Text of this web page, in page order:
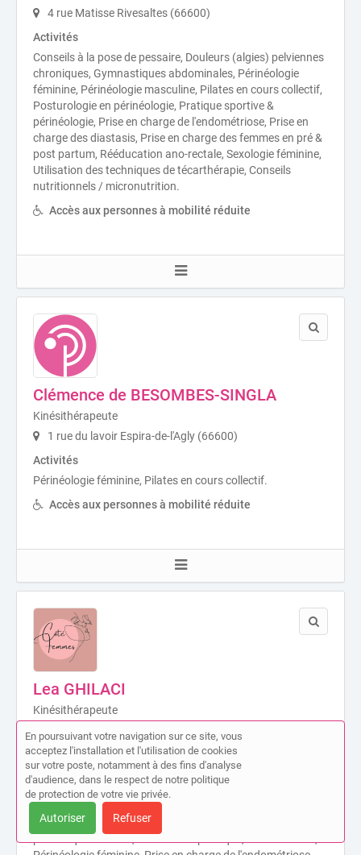
4 rue Matisse Rivesaltes (66600)
Activités
Conseils à la pose de pessaire, Douleurs (algies) pelviennes
chroniques, Gymnastiques abdominales, Périnéologie
féminine, Périnéologie masculine, Pilates en cours collectif,
Posturologie en périnéologie, Pratique sportive &
périnéologie, Prise en charge de l'endométriose, Prise en
charge des diastasis, Prise en charge des femmes en pré &
post partum, Rééducation ano-rectale, Sexologie féminine,
Utilisation des techniques de técarthérapie, Conseils
nutritionnels / micronutrition.
Accès aux personnes à mobilité réduite
Clémence de BESOMBES-SINGLA
Kinésithérapeute
1 rue du lavoir Espira-de-l'Agly (66600)
Activités
Périnéologie féminine, Pilates en cours collectif.
Accès aux personnes à mobilité réduite
Lea GHILACI
Kinésithérapeute
3 Boulevard De CLAIRFONT BATIMENT D Toulouges
(66350)
Activités
Contentions souples / taping, Douleurs (algies) pelviennes
chroniques, Drainage lymphatique manuel, Gymnastiques
abdominales, Kinésithérapie & cancer du sein, Orthopédie
En poursuivant votre navigation sur ce site, vous
acceptez l'installation et l'utilisation de cookies
sur votre poste, notamment à des fins d'analyse
d'audience, dans le respect de notre politique
de protection de votre vie privée.
Autoriser Refuser